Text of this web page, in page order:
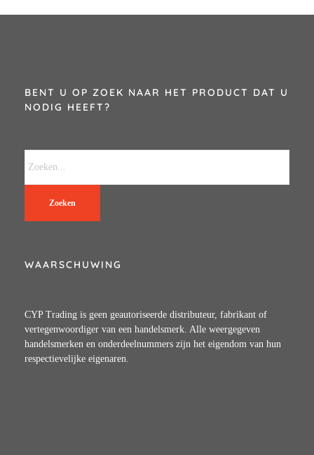
BENT U OP ZOEK NAAR HET PRODUCT DAT U
NODIG HEEFT?
Zoeken
WAARSCHUWING
CYP Trading is geen geautoriseerde distributeur, fabrikant of
vertegenwoordiger van een handelsmerk. Alle weergegeven
handelsmerken en onderdeelnummers zijn het eigendom van hun
respectievelijke eigenaren.